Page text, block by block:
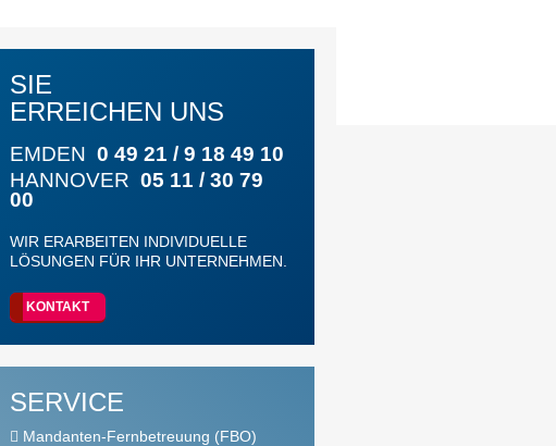
SIE
ERREICHEN UNS
EMDEN 0 49 21 / 9 18 49 10
HANNOVER 05 11 / 30 79
00
WIR ERARBEITEN INDIVIDUELLE
LÖSUNGEN FÜR IHR UNTERNEHMEN.
KONTAKT
SERVICE
Mandanten-Fernbetreuung (FBO)